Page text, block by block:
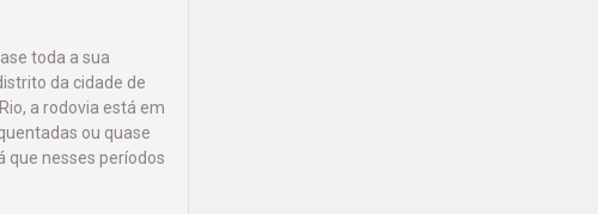
toda a sua
da cidade de
a rodovia está em
ou quase
que nesses períodos